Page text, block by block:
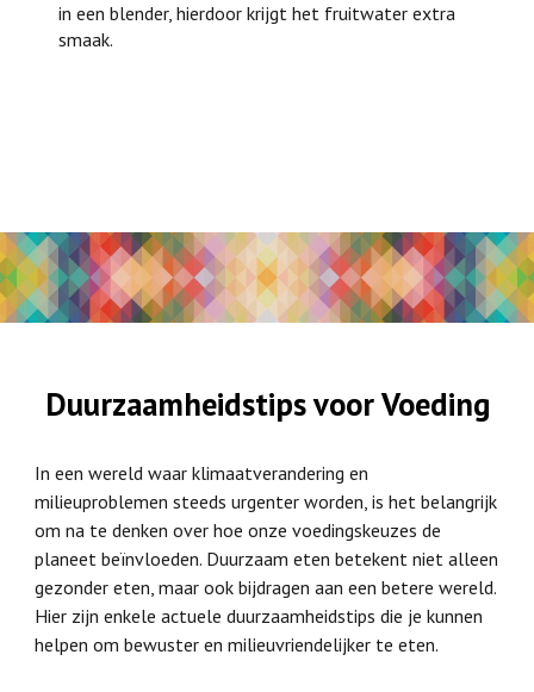
in een blender, hierdoor krijgt het fruitwater extra
smaak.
Duurzaamheidstips voor Voeding
In een wereld waar klimaatverandering en
milieuproblemen steeds urgenter worden, is het belangrijk
om na te denken over hoe onze voedingskeuzes de
planeet beïnvloeden. Duurzaam eten betekent niet alleen
gezonder eten, maar ook bijdragen aan een betere wereld.
Hier zijn enkele actuele duurzaamheidstips die je kunnen
helpen om bewuster en milieuvriendelijker te eten.